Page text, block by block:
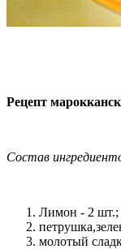
Рецепт
Состав
Лимон - 2 шт.;
молотый